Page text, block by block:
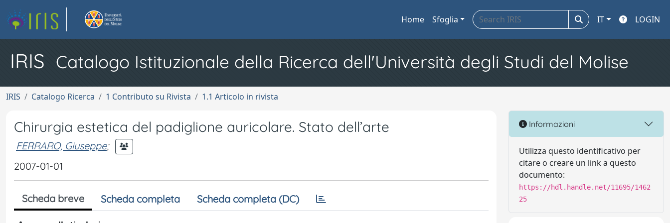
Home Sfoglia IT LOGIN
IRIS Catalogo Istituzionale della Ricerca dell'Università degli Studi del Molise
IRIS Catalogo Ricerca 1 Contributo su Rivista 1.1 Articolo in rivista
Chirurgia estetica del padiglione auricolare. Stato dell’arte
FERRARO, Giuseppe;
2007-01-01
Scheda breve Scheda completa Scheda completa (DC)
Informazioni
Utilizza questo identificativo per
citare o creare un link a questo
documento:
https://hdl.handle.net/11695/1462
25